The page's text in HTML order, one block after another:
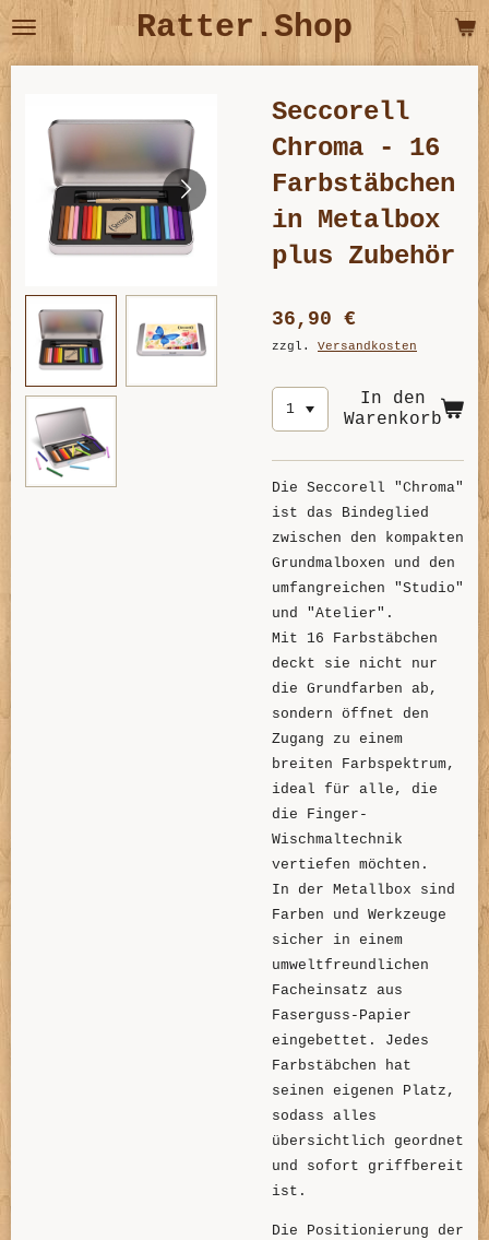
Zum
Hauptinhalt
Ratter.Shop
Seccorell
Chroma - 16
Farbstäbchen
in Metalbox
plus Zubehör
36,90 €
zzgl. Versandkosten
In den
Warenkorb
Die Seccorell "Chroma"
ist das Bindeglied
zwischen den kompakten
Grundmalboxen und den
umfangreichen "Studio"
und "Atelier".
Mit 16 Farbstäbchen
deckt sie nicht nur
die Grundfarben ab,
sondern öffnet den
Zugang zu einem
breiten Farbspektrum,
ideal für alle, die
die Finger-
Wischmaltechnik
vertiefen möchten.
In der Metallbox sind
Farben und Werkzeuge
sicher in einem
umweltfreundlichen
Facheinsatz aus
Faserguss-Papier
eingebettet. Jedes
Farbstäbchen hat
seinen eigenen Platz,
sodass alles
übersichtlich geordnet
und sofort griffbereit
ist.
Die Positionierung der